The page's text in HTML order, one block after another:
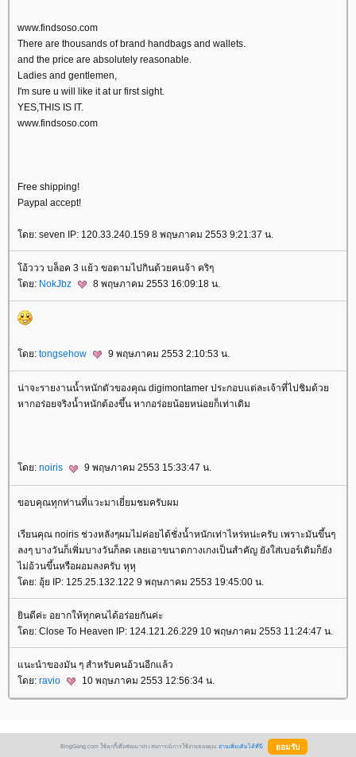
www.findsoso.com
There are thousands of brand handbags and wallets.
and the price are absolutely reasonable.
Ladies and gentlemen,
I'm sure u will like it at ur first sight.
YES,THIS IS IT.
www.findsoso.com
Free shipping!
Paypal accept!
ดย: seven IP: 120.33.240.159 8 พฤษภาคม 2553 9:21:37 น.
อ้ววว บล็อค 3 แย้ว ขอตามไปกินด้วยคนจ้า คริๆ
ดย: NokJbz 8 พฤษภาคม 2553 16:09:18 น.
ดย: tongsehow 9 พฤษภาคม 2553 2:10:53 น.
น่าจะรายงานน้ำหนักตัวของคุณ digimontamer ประกอบแต่ละเจ้าที่ไปชิมด้ว
หากอร่อยจริงน้ำหนักต้องขึ้น หากอร่อยน้อยหน่อยก็เท่าเดิม
ดย: noiris 9 พฤษภาคม 2553 15:33:47 น.
ขอบคุณทุกท่านที่แวะมาเยี่ยมชมครับผม
เรียนคุณ noiris ช่วงหลังๆผมไม่ค่อยได้ชั่งน้ำหนักเท่าไหร่หน่ะครับ เพราะมันขึ้นๆ
ลงๆ บางวันก็เพิ่มบางวันก็ลด เลยเอาขนาดกางเกงเป็นสำคัญ ยังใส่เบอร์เดิมก็ยัง
ไม่อ้วนขึ้นหรือผอมลงครับ หุหุ
ดย: อุ้ย IP: 125.25.132.122 9 พฤษภาคม 2553 19:45:00 น.
ินดีค่ะ อยากให้ทุกคนได้อร่อยกันค่ะ
ดย: Close To Heaven IP: 124.121.26.229 10 พฤษภาคม 2553 11:24:47 น.
นะนำของมัน ๆ สำหรับคนอ้วนอีกแล้ว
ดย: ravio 10 พฤษภาคม 2553 12:56:34 น.
BlogGang.com ใช้คุกกี้เพื่อพัฒนาประสบการณ์การใช้งานของคุณ อ่านเพิ่มเติมได้ที่นี่